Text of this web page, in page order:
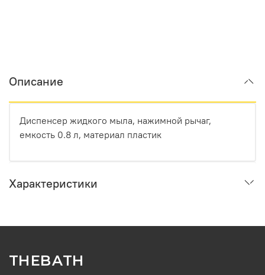
Описание
Диспенсер жидкого мыла, нажимной рычаг,
емкость 0.8 л, материал пластик
Характеристики
THEBATH